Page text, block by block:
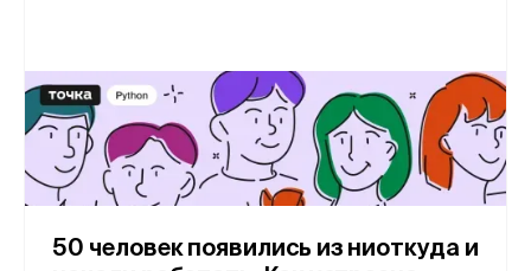
50 человек появились из ниоткуда и